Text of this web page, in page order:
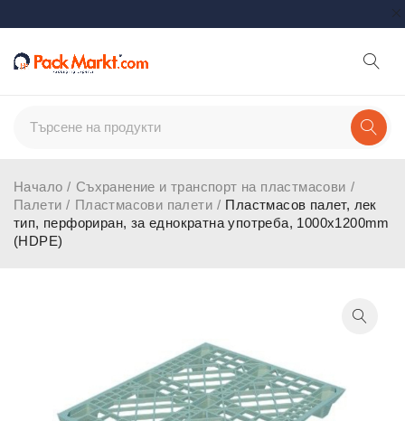
Начало / Съхранение и транспорт на пластмасови /
Палети / Пластмасови палети / Пластмасов палет, лек
тип, перфориран, за еднократна употреба, 1000x1200mm
(HDPE)